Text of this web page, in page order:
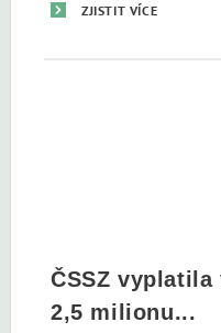
ZJISTIT VÍCE
ČSSZ vyplatila
2,5 milionu...